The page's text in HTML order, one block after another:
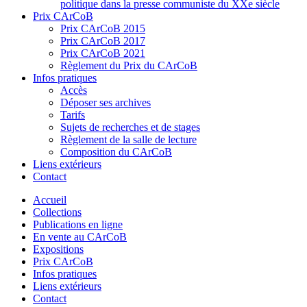
politique dans la presse communiste du XXe siècle
Prix CArCoB
Prix CArCoB 2015
Prix CArCoB 2017
Prix CArCoB 2021
Règlement du Prix du CArCoB
Infos pratiques
Accès
Déposer ses archives
Tarifs
Sujets de recherches et de stages
Règlement de la salle de lecture
Composition du CArCoB
Liens extérieurs
Contact
Accueil
Collections
Publications en ligne
En vente au CArCoB
Expositions
Prix CArCoB
Infos pratiques
Liens extérieurs
Contact